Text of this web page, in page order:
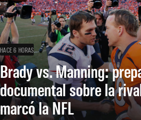
HACE 6 HORAS
Brady vs. Manning:
documental sobre la
marcó la NFL